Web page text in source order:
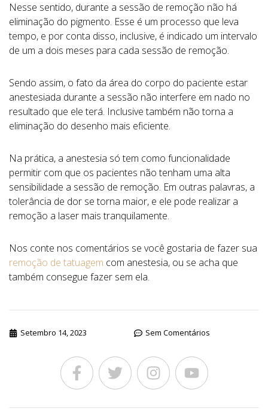
Nesse sentido, durante a sessão de remoção não há
eliminação do pigmento. Esse é um processo que leva
tempo, e por conta disso, inclusive, é indicado um intervalo
de um a dois meses para cada sessão de remoção.
Sendo assim, o fato da área do corpo do paciente estar
anestesiada durante a sessão não interfere em nado no
resultado que ele terá. Inclusive também não torna a
eliminação do desenho mais eficiente.
Na prática, a anestesia só tem como funcionalidade
permitir com que os pacientes não tenham uma alta
sensibilidade a sessão de remoção. Em outras palavras, a
tolerância de dor se torna maior, e ele pode realizar a
remoção a laser mais tranquilamente.
Nos conte nos comentários se você gostaria de fazer sua
remoção de tatuagem com anestesia, ou se acha que
também consegue fazer sem ela.
Setembro 14, 2023 Sem Comentários